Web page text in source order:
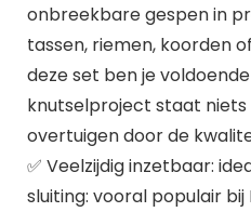
onbreekbare gespen in
tassen, riemen, koorden
deze set ben je
knutselproject staat niets
overtuigen door de
✅ Veelzijdig inzetbaar:
sluiting: vooral populair